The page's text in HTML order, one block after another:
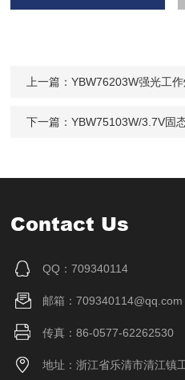
上一篇：YBW76203W强光工
下一篇：YBW75103W/3.7V固态
Contact Us
QQ：709340114
邮箱：709340114@qq.com
传真：86-0577-62262530
地址：浙江省乐清市清江镇